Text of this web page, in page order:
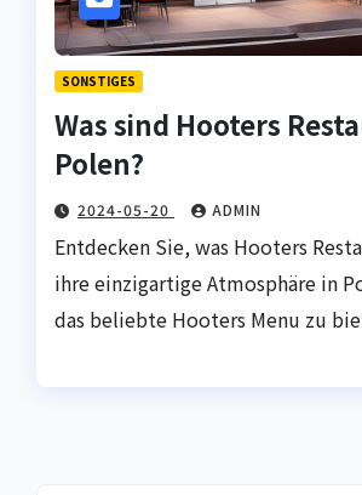
SONSTIGES
Was sind Hooters
Polen?
2024-05-20 ADMIN
Entdecken Sie, was Hooters
ihre einzigartige Atmosphäre in
das beliebte Hooters Menu zu